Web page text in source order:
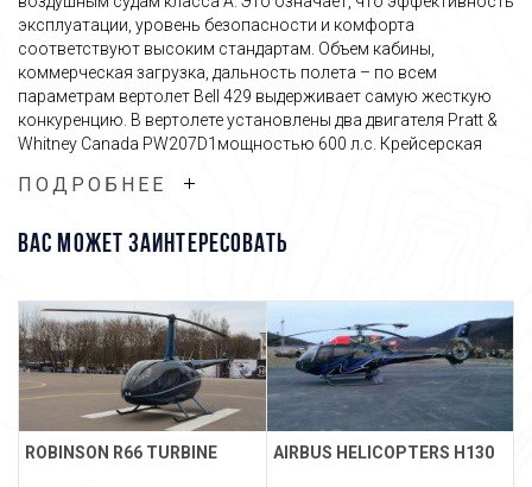
эксплуатации, уровень безопасности и комфорта
соответствуют высоким стандартам. Объем кабины,
коммерческая загрузка, дальность полета – по всем
параметрам вертолет Bell 429 выдерживает самую жесткую
конкуренцию. В вертолете установлены два двигателя Pratt &
Whitney Canada PW207D1мощностью 600 л.с. Крейсерская
и шума в полете предельно низкий. Машина оборудована 3-
интегрированной дисплейной панелью управления. В
грузовместимость - 245 кг. Вертолет Белл 429 – один из самых
востребованных в своем классе.
Связаться с менеджером
ПОДРОБНЕЕ
ВАС МОЖЕТ ЗАИНТЕРЕСОВАТЬ
ROBINSON R66 TURBINE AIRBUS HELICOPTERS H130